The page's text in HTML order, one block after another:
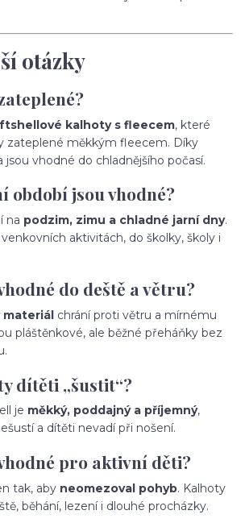
otázky
kalhoty s fleecem, které
zateplené měkkým fleecem. Díky
jsou vhodné do chladnějšího počasí.
období jsou vhodné?
na podzim, zimu a chladné jarní dny.
aktivitách, do školky, školy i
do deště a větru?
materiál chrání proti větru a mírnému
pláštěnkové, ale běžné přeháňky bez
dítěti „šustit“?
je měkký, poddajný a příjemný,
a dítěti nevadí při nošení.
pro aktivní děti?
tak, aby neomezoval pohyb. Kalhoty
běhání, lezení i dlouhé procházky.